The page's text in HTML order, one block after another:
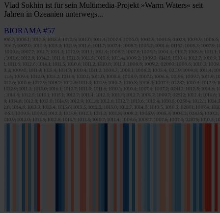
Vlad Sokhin ist für sein Multimedia-Projekt »Warm Waters« seit
Jahren in Ozeanien unterwegs...
BIORAMA #57